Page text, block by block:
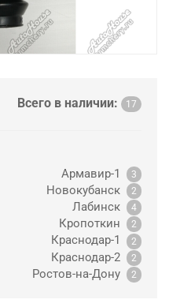
Всего в наличии: 17
Армавир-1 3
Новокубанск 2
Лабинск 4
Кропоткин 2
Краснодар-1 2
Краснодар-2 2
Ростов-на-Дону 2